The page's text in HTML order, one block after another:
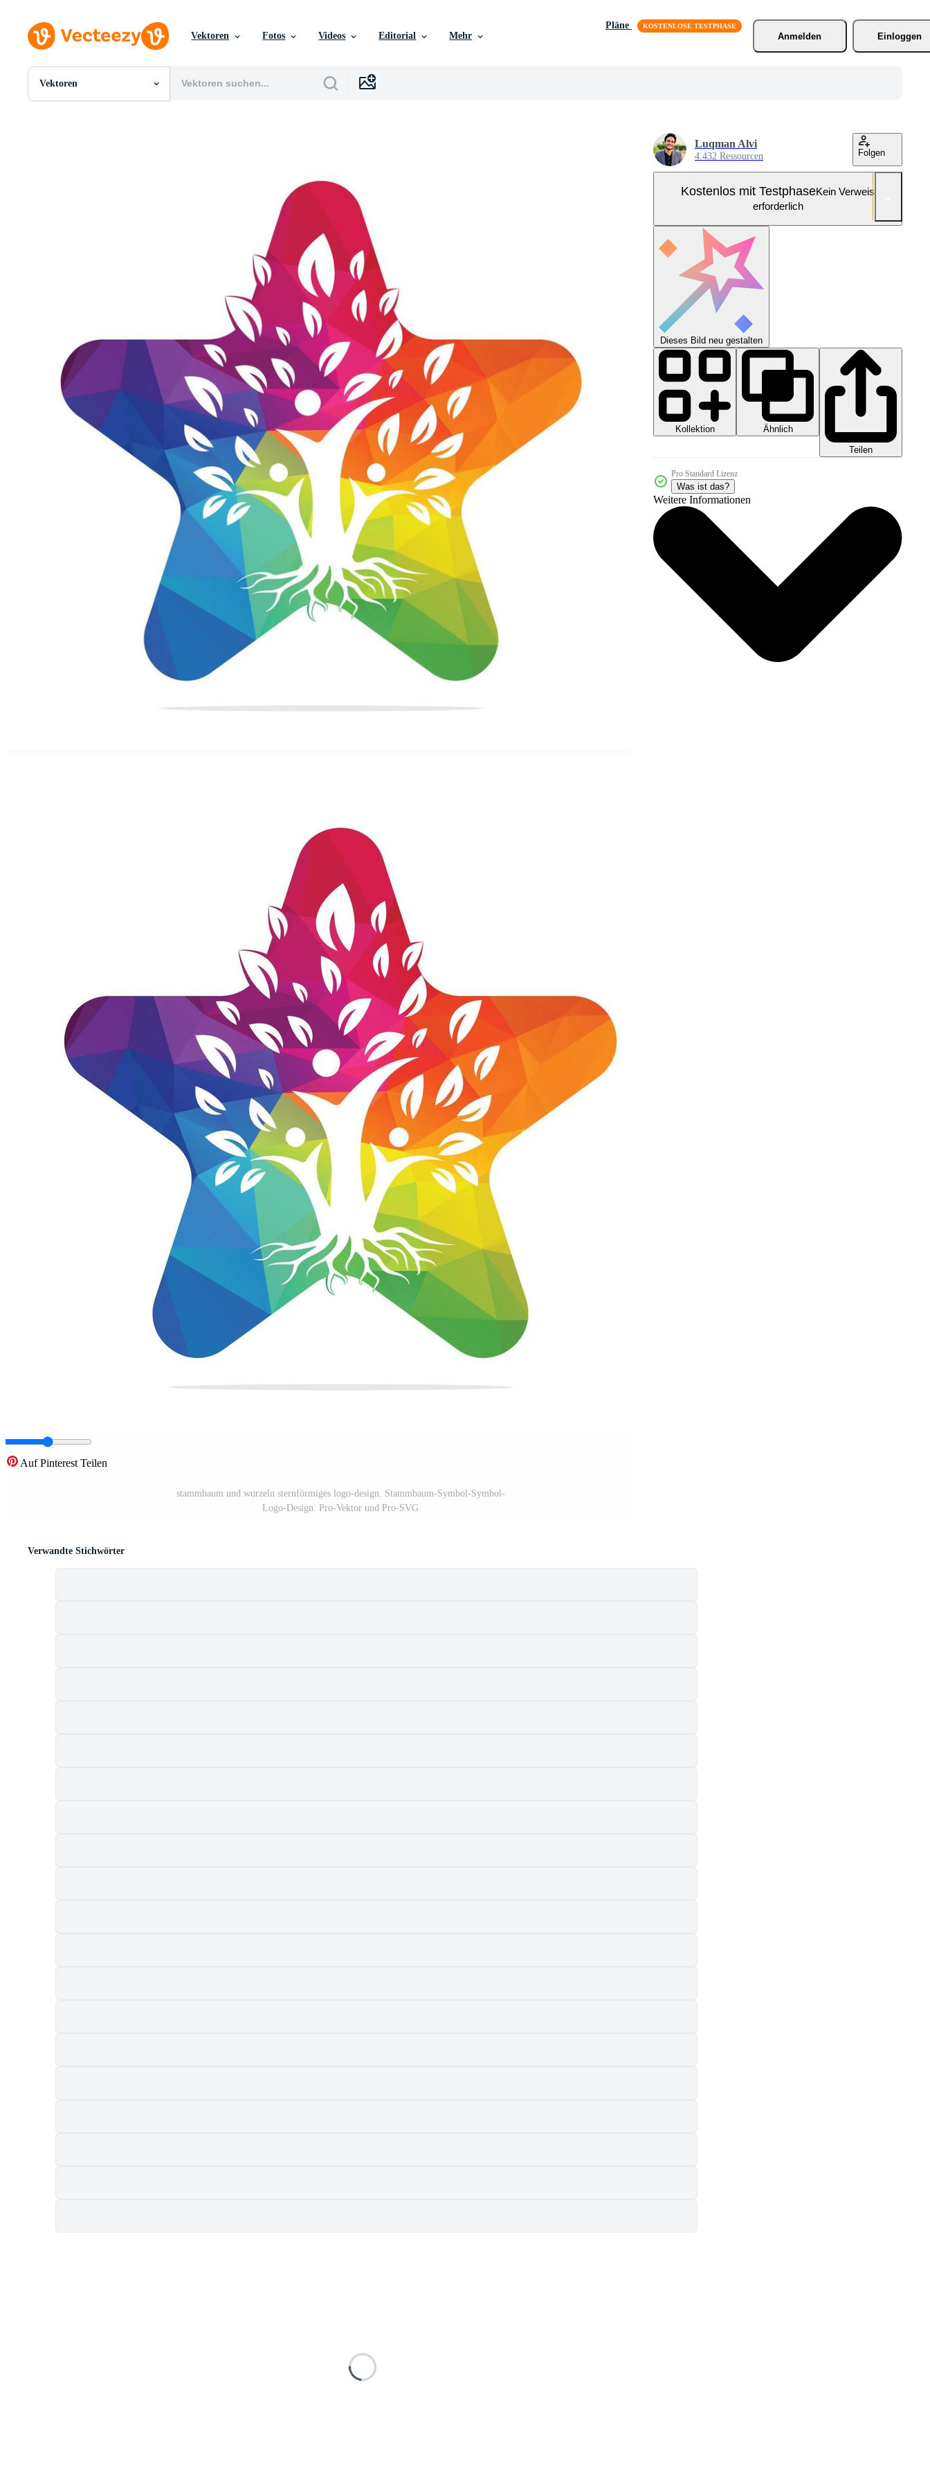
Vektoren Fotos Videos Editorial Mehr
Pläne
Anmelden
Einloggen
Vektoren
Alle Bilder
Auf Pinterest Teilen
stammbaum und wurzeln sternförmiges logo-design. Stammbaum-Symbol-Symbol-
Logo-Design. Pro-Vektor und Pro-SVG
Luqman Alvi
4.432 Ressourcen Folgen
Kostenlos mit TestphaseKein Verweis
erforderlich
Dieses Bild neu gestalten
Kollektion
Ähnlich
Teilen
Pro Standard Lizenz
Was ist das?
Weitere Informationen
Verwandte Stichwörter